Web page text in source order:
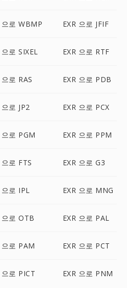
으로 WBMP EXR 으로 JFIF
으로 SIXEL EXR 으로 RTF
으로 RAS EXR 으로 PDB
으로 JP2 EXR 으로 PCX
으로 PGM EXR 으로 PPM
으로 FTS EXR 으로 G3
으로 IPL EXR 으로 MNG
으로 OTB EXR 으로 PAL
으로 PAM EXR 으로 PCT
으로 PICT EXR 으로 PNM